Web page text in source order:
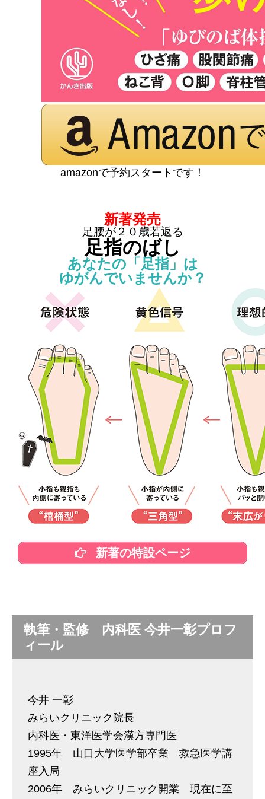
amazonで予約スタートです！
新著発売
足腰が２０歳若返る
足指のばし
あなたの「足指」は
ゆがんでいませんか？
新著の特設ページ
執筆・監修 内科医 今井一彰プロフ
ィール
今井 一彰
みらいクリニック院長
内科医・東洋医学会漢方専門医
1995年 山口大学医学部卒業 救急医学講
座入局
2006年 みらいクリニック開業 現在に至